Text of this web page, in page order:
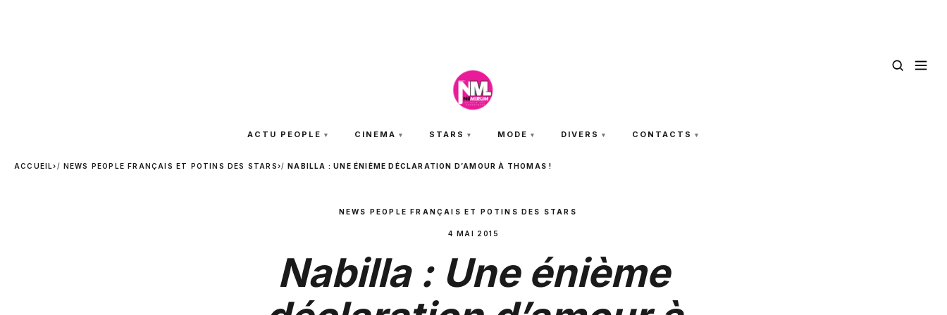
ACTU PEOPLE CINEMA STARS MODE DIVERS CONTACTS
ACCUEIL› NEWS PEOPLE FRANÇAIS ET POTINS DES STARS› NABILLA : UNE ÉNIÈME DÉCLARATION D’AMOUR À THOMAS !
NEWS PEOPLE FRANÇAIS ET POTINS DES STARS
4 MAI 2015
Nabilla : Une énième